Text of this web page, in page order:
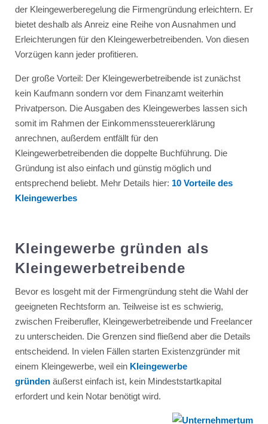
der Kleingewerberegelung die Firmengründung erleichtern. Er
bietet deshalb als Anreiz eine Reihe von Ausnahmen und
Erleichterungen für den Kleingewerbetreibenden. Von diesen
Vorzügen kann jeder profitieren.
Der große Vorteil: Der Kleingewerbetreibende ist zunächst
kein Kaufmann sondern vor dem Finanzamt weiterhin
Privatperson. Die Ausgaben des Kleingewerbes lassen sich
somit im Rahmen der Einkommenssteuererklärung
anrechnen, außerdem entfällt für den
Kleingewerbetreibenden die doppelte Buchführung. Die
Gründung ist also einfach und günstig möglich und
entsprechend beliebt. Mehr Details hier: 10 Vorteile des
Kleingewerbes
Kleingewerbe gründen als
Kleingewerbetreibende
Bevor es losgeht mit der Firmengründung steht die Wahl der
geeigneten Rechtsform an. Teilweise ist es schwierig,
zwischen Freiberufler, Kleingewerbetreibende und Freelancer
zu unterscheiden. Die Grenzen sind fließend aber die Details
entscheidend. In vielen Fällen starten Existenzgründer mit
einem Kleingewerbe, weil ein Kleingewerbe
gründenäußerst einfach ist, kein Mindeststartkapital
erfordert und kein Notar benötigt wird.